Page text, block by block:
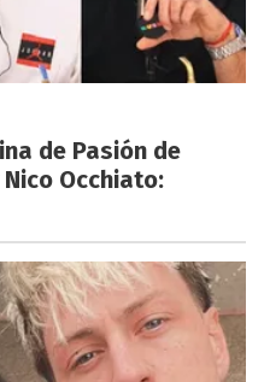
de Pasión de
Occhiato: